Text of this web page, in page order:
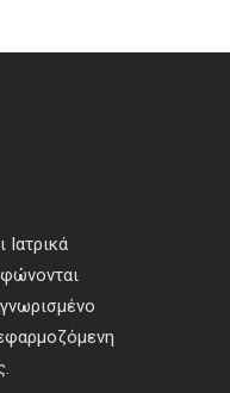
Ιατρικά